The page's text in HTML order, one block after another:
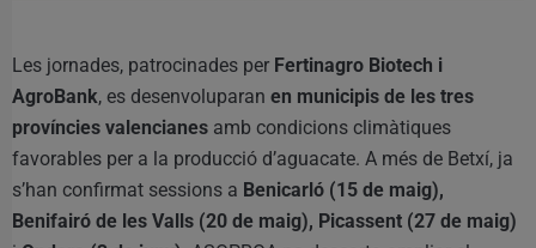
Les jornades, patrocinades per Fertinagro Biotech i
AgroBank, es desenvoluparan en municipis de les tres
províncies valencianes amb condicions climàtiques
favorables per a la producció d’aguacate. A més de Betxí, ja
s’han confirmat sessions a Benicarló (15 de maig),
Benifairó de les Valls (20 de maig), Picassent (27 de maig)